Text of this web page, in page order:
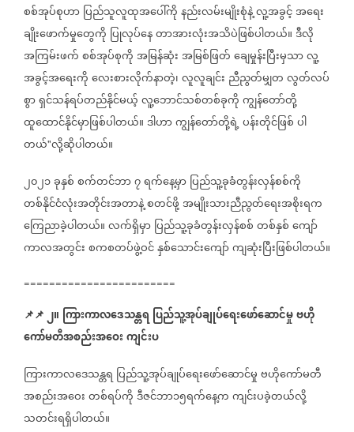
စစ်အုပ်စုဟာပြည်သူလူထုအပေါ်ကိုနည်းလမ်းမျိုးစုံနဲ့လူ့အခွင့်အရေး
ချိုးဖောက်မှုတွေကို ပြုလုပ်နေတာအားလုံးအသိပဲဖြစ်ပါတယ်။ဒီလို
အကြမ်းဖက်စစ်အုပ်စုကိုအမြန်ဆုံးအမြစ်ဖြတ်ချေမှုန်းပြီးမှသာလူ့
အခွင့်အရေးကိုလေးစားလိုက်နာတဲ့၊လူလူချင်း ညီညွတ်မျှတလွတ်လပ်
စွာရှင်သန်ရပ်တည်နိုင်မယ့်လူ့ဘောင်သစ်တစ်ခုကိုကျွန်တော်တို့
ထူထောင်နိုင်မှာဖြစ်ပါတယ်။ဒါဟာကျွန်တော်တို့ရဲ့ပန်းတိုင်ဖြစ်ပါ
တယ်"လို့ဆိုပါတယ်။
၂၀၂၁ခုနှစ်စက်တင်ဘာ၇ရက်နေ့မှာပြည်သူ့ခုခံတွန်းလှန်စစ်ကို
တစ်နိုင်ငံလုံးအတိုင်းအတာနဲ့စတင်ဖို့အမျိုးသားညီညွတ်ရေးအစိုးရက
ကြေညာခဲ့ပါတယ်။လက်ရှိမှာပြည်သူ့ခုခံတွန်းလှန်စစ်တစ်နှစ်ကျော်
ကာလအတွင်းစကစတပ်ဖွဲ့ဝင်နှစ်သောင်းကျော်ကျဆုံးပြီးဖြစ်ပါတယ်။
========================
📌📌၂။ ကြားကာလဒေသန္တရ ပြည်သူ့အုပ်ချုပ်ရေးဖော်ဆောင်မှုဗဟို
ကော်မတီအစည်းအဝေးကျင်းပ
ကြားကာလဒေသန္တရ ပြည်သူ့အုပ်ချုပ်ရေးဖော်ဆောင်မှုဗဟိုကော်မတီ
အစည်းအဝေးတစ်ရပ်ကိုဒီဇင်ဘာ၁၅ရက်နေ့ကကျင်းပခဲ့တယ်လို့
သတင်းရရှိပါတယ်။